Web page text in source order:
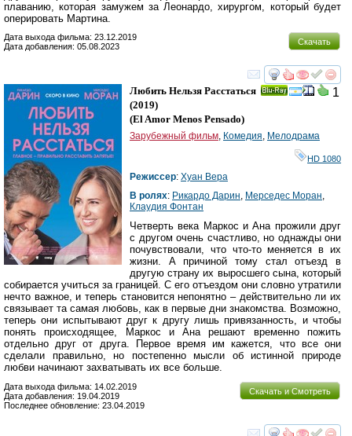
плаванию, которая замужем за Леонардо, хирургом, который будет
оперировать Мартина.
Скачать
Дата выхода фильма: 23.12.2019
Дата добавления: 05.08.2023
смотреть
1
Любить Нельзя Расстаться
(2019)
(El Amor Menos Pensado)
Зарубежный фильм, Комедия, Мелодрама
HD 1080
Режиссер: Хуан Вера
В ролях: Рикардо Дарин, Мерседес Моран,
Клаудия Фонтан
Четверть века Маркос и Ана прожили друг
с другом очень счастливо, но однажды они
почувствовали, что что-то меняется в их
жизни. А причиной тому стал отъезд в
другую страну их выросшего сына, который
собирается учиться за границей. С его отъездом они словно утратили
нечто важное, и теперь становится непонятно – действительно ли их
связывает та самая любовь, как в первые дни знакомства. Возможно,
теперь они испытывают друг к другу лишь привязанность, и чтобы
понять происходящее, Маркос и Ана решают временно пожить
отдельно друг от друга. Первое время им кажется, что все они
сделали правильно, но постепенно мысли об истинной природе
любви начинают захватывать их все больше.
Скачать и Смотреть
Дата выхода фильма: 14.02.2019
Дата добавления: 19.04.2019
Последнее обновление: 23.04.2019